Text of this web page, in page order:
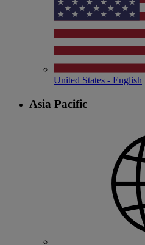
United States - English
Asia Pacific